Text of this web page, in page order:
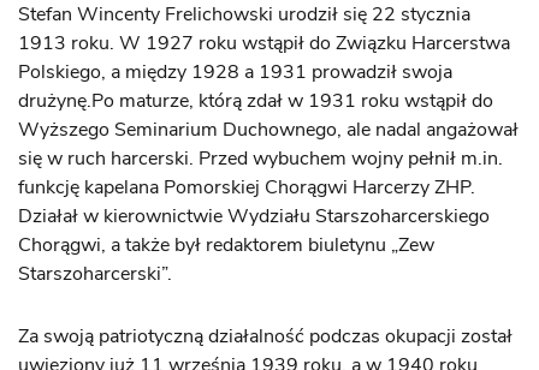
Stefan Wincenty Frelichowski urodził się 22 stycznia
1913 roku. W 1927 roku wstąpił do Związku Harcerstwa
Polskiego, a między 1928 a 1931 prowadził swoja
drużynę.Po maturze, którą zdał w 1931 roku wstąpił do
Wyższego Seminarium Duchownego, ale nadal angażował
się w ruch harcerski. Przed wybuchem wojny pełnił m.in.
funkcję kapelana Pomorskiej Chorągwi Harcerzy ZHP.
Działał w kierownictwie Wydziału Starszoharcerskiego
Chorągwi, a także był redaktorem biuletynu „Zew
Starszoharcerski”.
Za swoją patriotyczną działalność podczas okupacji został